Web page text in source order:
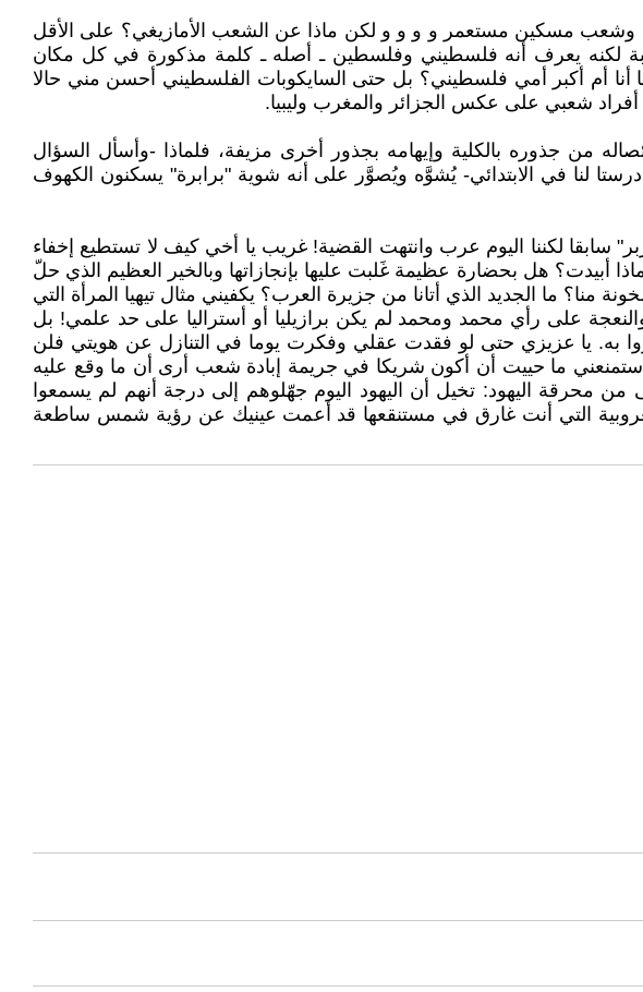
وشعب مسكين مستعمر و و و و لكن ماذا عن الشعب الأمازيغي؟ على الأقل
لكنه يعرف أنه فلسطيني وفلسطين ـ أصله ـ كلمة مذكورة في كل مكان
أم أكبر أمي فلسطيني؟ بل حتى السايكوبات الفلسطيني أحسن مني حالا
شعبي على عكس الجزائر والمغرب وليبيا.
من جذوره بالكلية وإيهامه بجذور أخرى مزيفة، فلماذا -وأسأل السؤال
لنا في الابتدائي- يُشوَّه ويُصوَّر على أنه شوية "برابرة" يسكنون الكهوف
سابقا لكننا اليوم عرب وانتهت القضية! غريب يا أخي كيف لا تستطيع إخفاء
أبيدت؟ هل بحضارة عظيمة غَلبت عليها بإنجازاتها وبالخير العظيم الذي حلّ
منا؟ ما الجديد الذي أتانا من جزيرة العرب؟ يكفيني مثال تيهيا المرأة التي
على رأي محمد ومحمد لم يكن برازيليا أو أستراليا على حد علمي! بل
به. يا عزيزي حتى لو فقدت عقلي وفكرت يوما في التنازل عن هويتي فلن
ما حييت أن أكون شريكا في جريمة إبادة شعب أرى أن ما وقع عليه
اليهود: تخيل أن اليهود اليوم جهّلوهم إلى درجة أنهم لم يسمعوا
العروبية التي أنت غارق في مستنقعها قد أعمت عينيك عن رؤية شمس ساطعة